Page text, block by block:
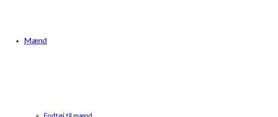
Mænd
Fodtøj til mænd